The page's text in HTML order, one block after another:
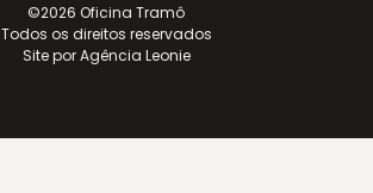
©2026 Oficina Tramô
Todos os direitos reservados
Site por Agência Leonie